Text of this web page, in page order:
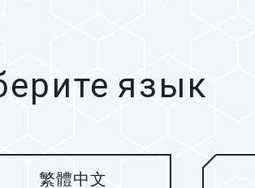
язык
繁體中文